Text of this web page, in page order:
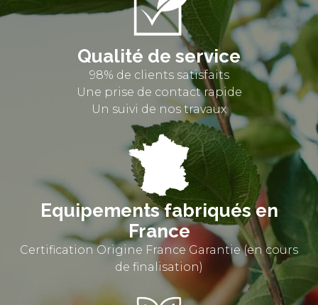
Qualité de service
98% de clients satisfaits
Une prise de contact rapide
Un suivi de nos travaux
Equipements fabriqués en
France
Certification Origine France Garantie (en cours
de finalisation)